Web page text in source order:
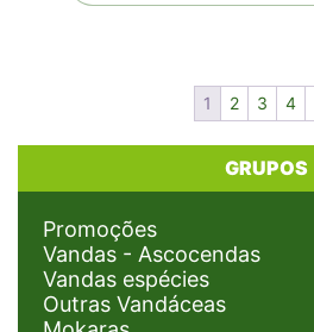
GRUPOS
Promoções
Vandas - Ascocendas
Vandas espécies
Outras Vandáceas
1 2 3 4